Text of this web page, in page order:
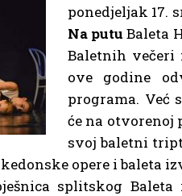
ponedjeljak 17.
Na putu Baleta
Baletnih večeri
ove godine
programa. Već
će na otvorenoj
svoj baletni
opere i baleta
splitskog Baleta